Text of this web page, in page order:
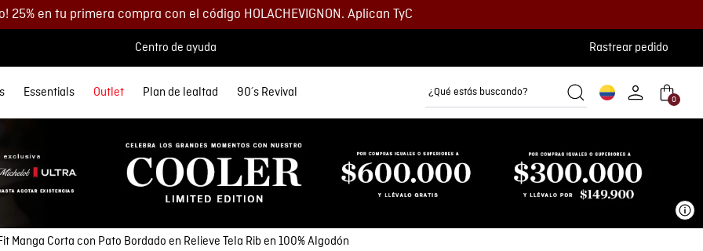
25% en tu primera compra con el código HOLACHEVIGNON. Aplican TyC
Centro de ayuda Rastrear pedido
Accesorios
y Morrales
Lo más nuevo
Spring Summer
Ver todo Hombre
Polos
Parches
Lo más nuevo
Spring Summer
Ver todo Mujer
Chaquetas
Buzos
Essentials Outlet
35% DCTO
40% DCTO
Plan de lealtad 90´s Revival
¿Qué estás buscando?
0
Manga Corta con Pato Bordado en Relieve Tela Rib en 100% Algodón
Cuero Hombre